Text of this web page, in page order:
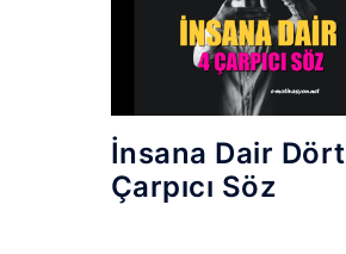
İnsana Dair Dört
Çarpıcı Söz